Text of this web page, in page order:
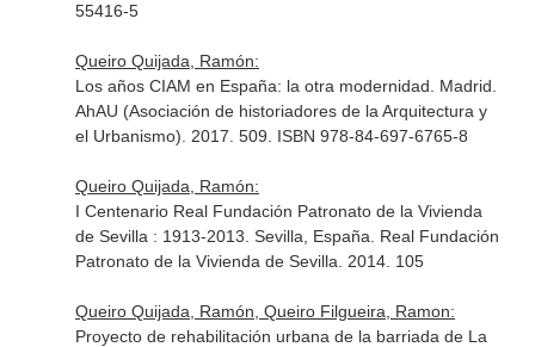
55416-5
Queiro Quijada, Ramón:
Los años CIAM en España: la otra modernidad. Madrid.
AhAU (Asociación de historiadores de la Arquitectura y
el Urbanismo). 2017. 509. ISBN 978-84-697-6765-8
Queiro Quijada, Ramón:
I Centenario Real Fundación Patronato de la Vivienda
de Sevilla : 1913-2013. Sevilla, España. Real Fundación
Patronato de la Vivienda de Sevilla. 2014. 105
Queiro Quijada, Ramón, Queiro Filgueira, Ramon:
Proyecto de rehabilitación urbana de la barriada de La